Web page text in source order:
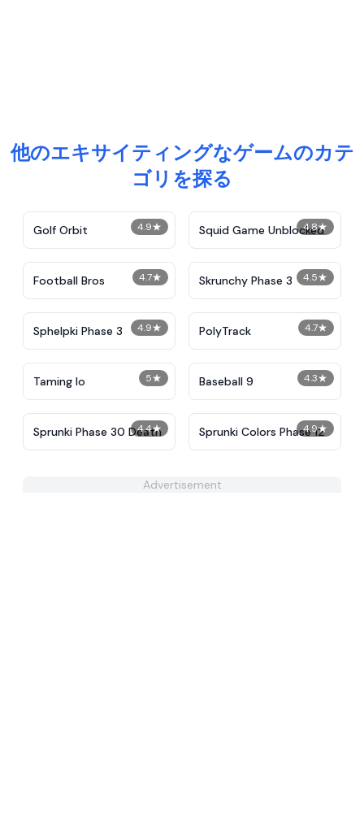
他のエキサイティングなゲームのカテ
ゴリを探る
4.9★
Golf Orbit 4.8★
Squid Game Unblocked
4.7★
Football Bros 4.5★
Skrunchy Phase 3
4.9★
Sphelpki Phase 3 4.7★
PolyTrack
5★
Taming Io 4.3★
Baseball 9
4.4★
Sprunki Phase 30 Death 4.9★
Sprunki Colors Phase 12
Advertisement